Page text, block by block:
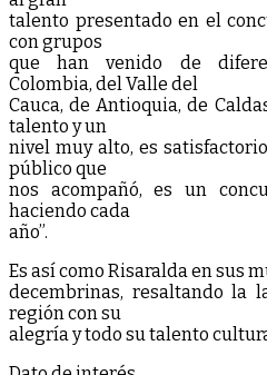
talento presentado en el
con grupos
que han venido de
Colombia, del Valle del
Cauca, de Antioquia, de
talento y un
nivel muy alto, es
público que
nos acompañó, es un
haciendo cada
año”.
Es así como Risaralda en sus
decembrinas, resaltando la
región con su
alegría y todo su talento